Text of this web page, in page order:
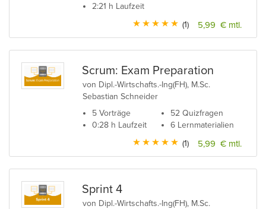
2:21 h Laufzeit
5,99 € mtl.
(1)
Scrum: Exam Preparation
von Dipl.-Wirtschafts.-Ing(FH), M.Sc.
Sebastian Schneider
5 Vorträge
0:28 h Laufzeit
52 Quizfragen
6 Lernmaterialien
5,99 € mtl.
(1)
Sprint 4
von Dipl.-Wirtschafts.-Ing(FH), M.Sc.